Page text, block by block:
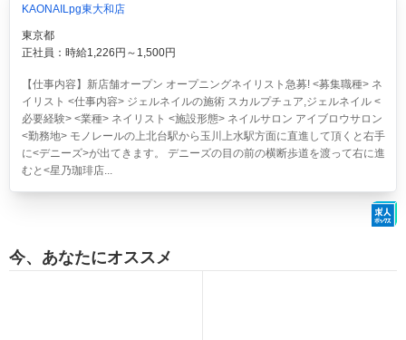
KAONAILpg東大和店
東京都
正社員：時給1,226円～1,500円
【仕事内容】新店舗オープン オープニングネイリスト急募! <募集職種> ネ
イリスト <仕事内容> ジェルネイルの施術 スカルプチュア,ジェルネイル <
必要経験> <業種> ネイリスト <施設形態> ネイルサロン アイブロウサロン
<勤務地> モノレールの上北台駅から玉川上水駅方面に直進して頂くと右手
に<デニーズ>が出てきます。 デニーズの目の前の横断歩道を渡って右に進
むと<星乃珈琲店...
今、あなたにオススメ